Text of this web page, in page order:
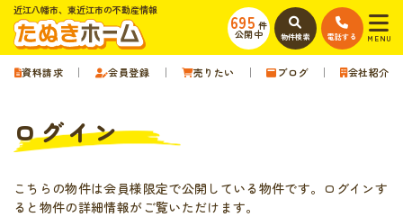
近江八幡市、東近江市の不動産情報
695 件
公開中 物件検索 電話する MENU
資料請求 会員登録 売りたい ブログ 会社紹介
ログイン
こちらの物件は会員様限定で公開している物件です。ログインす
ると物件の詳細情報がご覧いただけます。